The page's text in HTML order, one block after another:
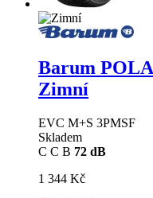
Barum
Zimní
EVC M+S 3PMSF
Skladem
C C B 72 dB
1 344 Kč